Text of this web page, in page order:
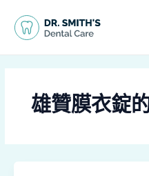
雄贊膜衣錠